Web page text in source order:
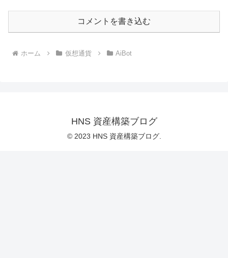
コメントを書き込む
ホーム 仮想通貨 AiBot
HNS 資産構築ブログ
© 2023 HNS 資産構築ブログ.